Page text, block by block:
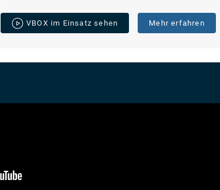
VBOX im Einsatz sehen Mehr erfahren